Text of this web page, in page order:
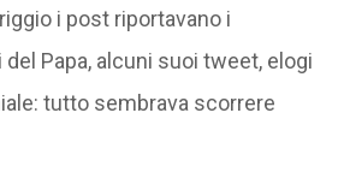
i post riportavano i
Papa, alcuni suoi tweet, elogi
tutto sembrava scorrere